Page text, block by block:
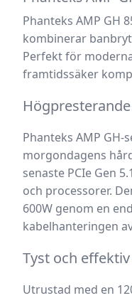
Phanteks AMP GH
kombinerar
Perfekt för
framtidssäker
Phanteks AMP
morgondagens
senaste PCIe Gen
och processorer.
600W genom en
kabelhanteringen
Tyst och
Utrustad med en